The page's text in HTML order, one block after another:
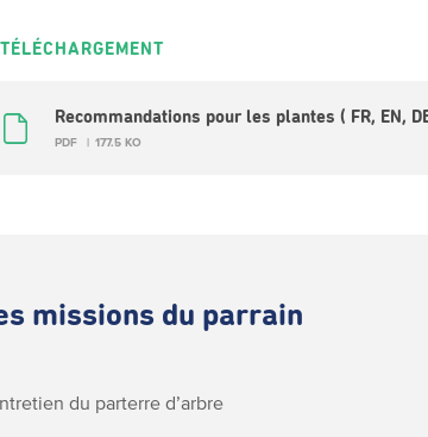
TÉLÉCHARGEMENT
Recommandations pour les plantes ( FR, EN,
PDF 177.5 KO
missions du parrain
du parterre d’arbre